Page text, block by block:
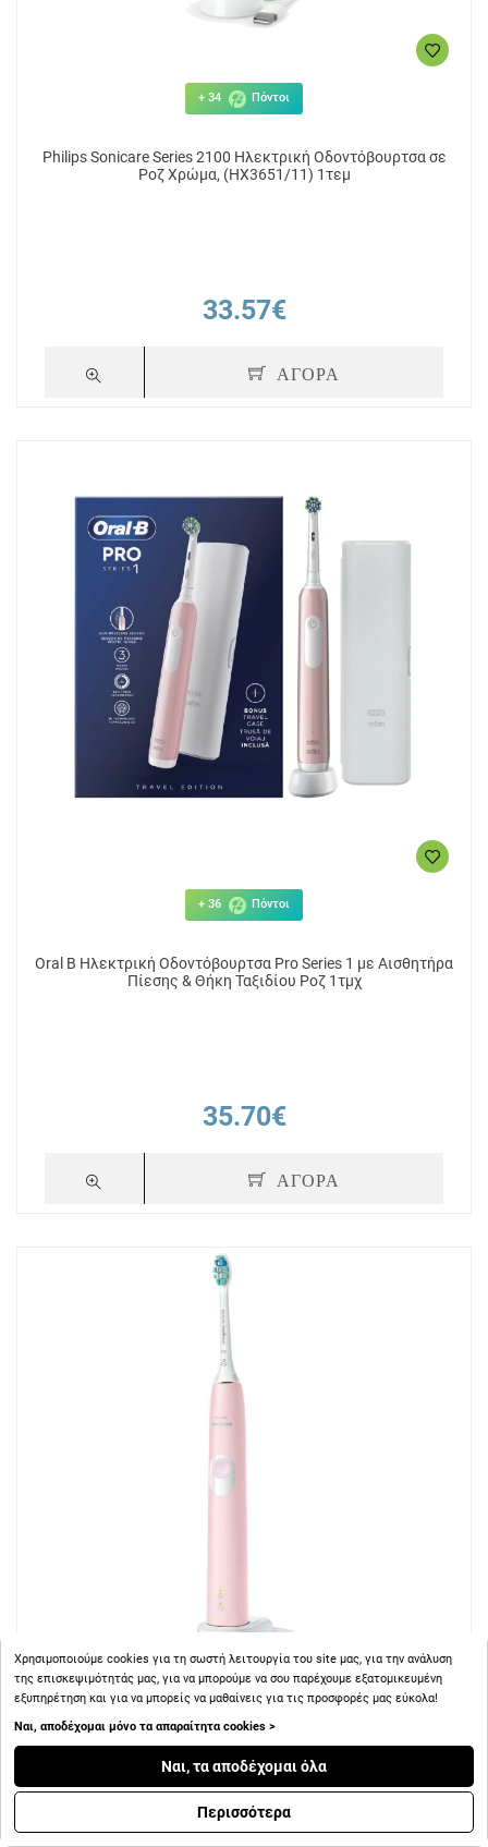
+ 34 Πόντοι
Philips Sonicare Series 2100 Ηλεκτρική Οδοντόβουρτσα σε
Ροζ Χρώμα, (HX3651/11) 1τεμ
33.57€
ΑΓΟΡΑ
+ 36 Πόντοι
Oral B Ηλεκτρική Οδοντόβουρτσα Pro Series 1 με Αισθητήρα
Πίεσης & Θήκη Ταξιδίου Ροζ 1τμχ
35.70€
ΑΓΟΡΑ
Philips Sonicare Protective Clean 4300 Ηλεκτρική
Οδοντόβουρτσα, Ροζ HX6806/04, 1Τμχ
Χρησιμοποιούμε cookies για τη σωστή λειτουργία του site μας, για την ανάλυση
της επισκεψιμότητάς μας, για να μπορούμε να σου παρέχουμε εξατομικευμένη
εξυπηρέτηση και για να μπορείς να μαθαίνεις για τις προσφορές μας εύκολα!
Ναι, αποδέχομαι μόνο τα απαραίτητα cookies >
Ναι, τα αποδέχομαι όλα
Περισσότερα